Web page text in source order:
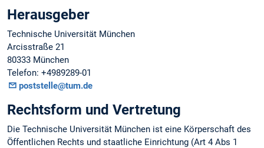
Herausgeber
Technische Universität München
Arcisstraße 21
80333 München
Telefon: +4989289-01
poststelle@tum.de
Rechtsform und Vertretung
Die Technische Universität München ist eine Körperschaft des
Öffentlichen Rechts und staatliche Einrichtung (Art 4 Abs 1